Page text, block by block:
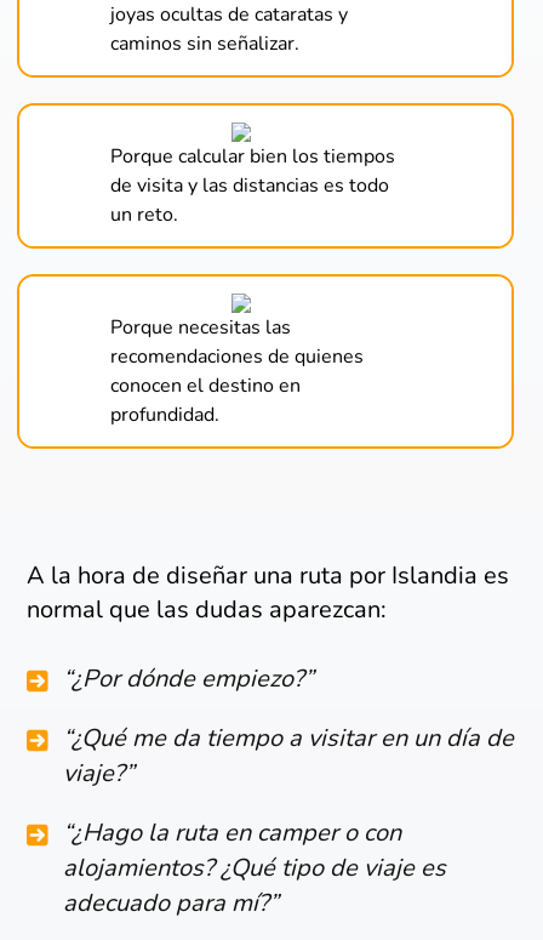
joyas ocultas de cataratas y
caminos sin señalizar.
Porque calcular bien los tiempos
de visita y las distancias es todo
un reto.
Porque necesitas las
recomendaciones de quienes
conocen el destino en
profundidad.
A la hora de diseñar una ruta por Islandia es
normal que las dudas aparezcan:
“¿Por dónde empiezo?”
“¿Qué me da tiempo a visitar en un día de
viaje?”
“¿Hago la ruta en camper o con
alojamientos? ¿Qué tipo de viaje es
adecuado para mí?”